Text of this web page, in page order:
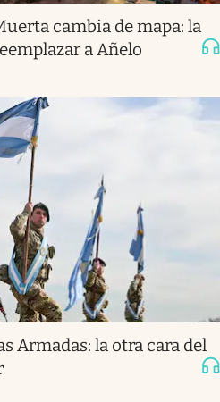
cambia de mapa: la
a Añelo
Armadas: la otra cara del